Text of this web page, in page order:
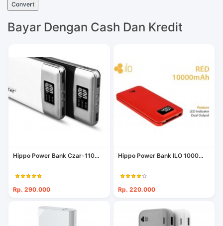
Convert
Bayar Dengan Cash Dan Kredit
Hippo Power Bank Czar-110...
Rp. 290.000
Hippo Power Bank ILO 1000...
Rp. 220.000